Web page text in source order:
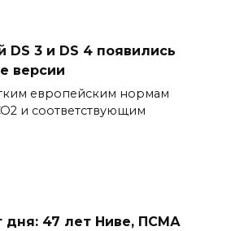
DS 3 и DS 4 появились
версии
европейским нормам
и соответствующим
дня: 47 лет Ниве, ПСМА